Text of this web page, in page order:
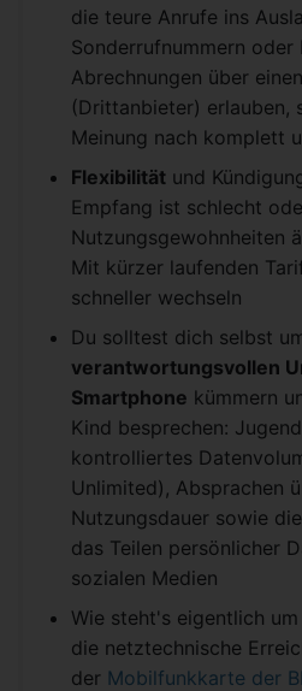
die teure Anrufe ins
Sonderrufnummern oder
Abrechnungen über
(Drittanbieter) erlauben,
Meinung nach komplett
Flexibilität und
Empfang ist schlecht
Nutzungsgewohnheiten
Mit kürzer laufenden
schneller wechseln
Du solltest dich selbst
verantwortungsvollen
Smartphone kümmern
Kind besprechen:
kontrolliertes
Unlimited), Absprachen
Nutzungsdauer sowie
das Teilen persönlicher
sozialen Medien
Wie steht's eigentlich um
die netztechnische
der Mobilfunkkarte der